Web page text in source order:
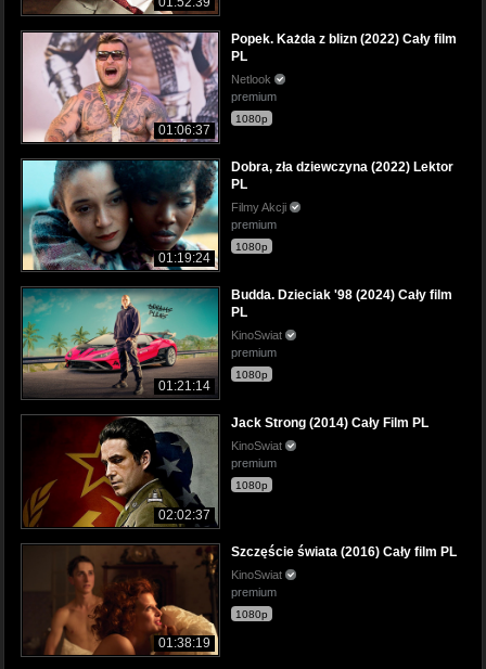
01:06:37
Popek. Każda z blizn (2022) Cały film
PL
Netlook
premium
1080p
01:19:24
Dobra, zła dziewczyna (2022) Lektor
PL
Filmy Akcji
premium
1080p
01:21:14
Budda. Dzieciak '98 (2024) Cały film
PL
KinoSwiat
premium
1080p
02:02:37
Jack Strong (2014) Cały Film PL
KinoSwiat
premium
1080p
01:38:19
Szczęście świata (2016) Cały film PL
KinoSwiat
premium
1080p